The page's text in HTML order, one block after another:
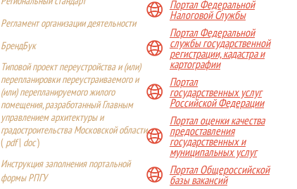
Регламент организации деятельности
БрендБук
Типовой проект переустройства и (или)
перепланировки переустраиваемого и
(или) перепланируемого жилого
помещения, разработанный Главным
управлением архитектуры и
градостроительства Московской области
(pdf| doc)
Инструкция заполнения портальной
формы РПГУ
Портал Федеральной
Налоговой Службы
Портал Федеральной
службы государственной
регистрации, кадастра и
картографии
Портал
государственных услуг
Российской Федерации
Портал оценки качества
предоставления
государственных и
муниципальных услуг
Портал Общероссийской
базы вакансий